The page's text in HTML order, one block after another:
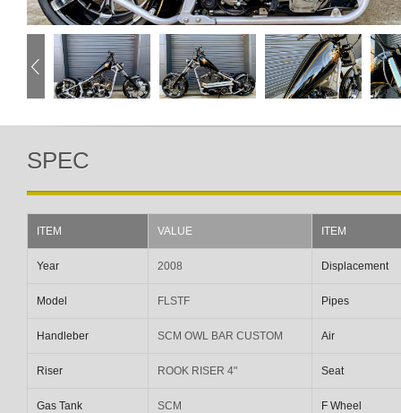
SPEC
ITEM VALUE ITEM
Year 2008 Displacement
Model FLSTF Pipes
Handleber SCM OWL BAR CUSTOM Air
Riser ROOK RISER 4" Seat
Gas Tank SCM F Wheel